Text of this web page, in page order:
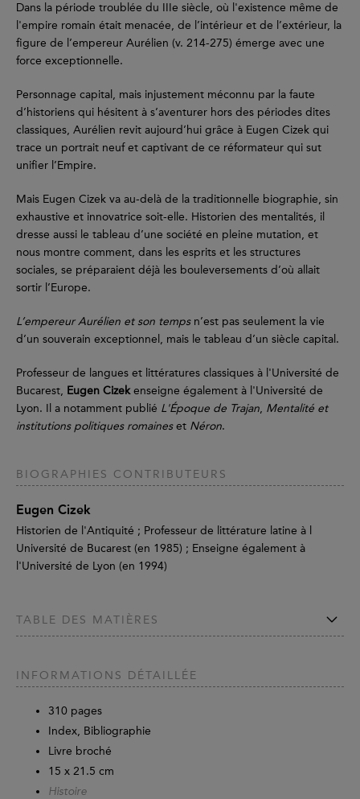
Dans la période troublée du IIIe siècle, où l'existence même de
l'empire romain était menacée, de l’intérieur et de l’extérieur, la
figure de l’empereur Aurélien (v. 214-275) émerge avec une
force exceptionnelle.
Personnage capital, mais injustement méconnu par la faute
d’historiens qui hésitent à s’aventurer hors des périodes dites
classiques, Aurélien revit aujourd’hui grâce à Eugen Cizek qui
trace un portrait neuf et captivant de ce réformateur qui sut
unifier l’Empire.
Mais Eugen Cizek va au-delà de la traditionnelle biographie, sin
exhaustive et innovatrice soit-elle. Historien des mentalités, il
dresse aussi le tableau d’une société en pleine mutation, et
nous montre comment, dans les esprits et les structures
sociales, se préparaient déjà les bouleversements d’où allait
sortir l’Europe.
L’empereur Aurélien et son tempsn’est pas seulement la vie
d’un souverain exceptionnel, mais le tableau d’un siècle capital.
Professeur de langues et littératures classiques à l'Université de
Bucarest, Eugen Cizekenseigne également à l'Université de
Lyon. Il a notamment publié L'Époque de Trajan, Mentalité et
institutions politiques romaineset Néron.
BIOGRAPHIES CONTRIBUTEURS
Eugen Cizek
Historien de l'Antiquité ; Professeur de littérature latine à l
Université de Bucarest (en 1985) ; Enseigne également à
l'Université de Lyon (en 1994)
TABLE DES MATIÈRES
INFORMATIONS DÉTAILLÉE
310 pages
Index, Bibliographie
Livre broché
15 x 21.5 cm
Histoire